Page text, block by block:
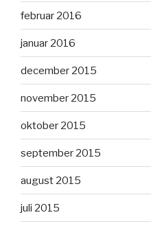
februar 2016
januar 2016
december 2015
november 2015
oktober 2015
september 2015
august 2015
juli 2015